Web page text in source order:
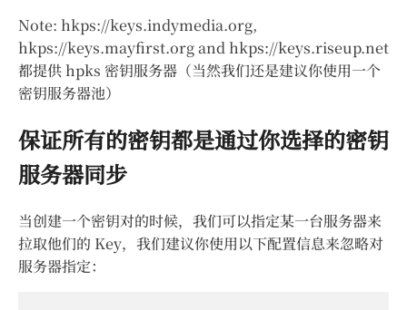
Note: hkps://keys.indymedia.org,
hkps://keys.mayfirst.org and hkps://keys.riseup.net
都提供 hpks 密钥服务器（当然我们还是建议你使用一个
密钥服务器池）
保证所有的密钥都是通过你选择的密钥
服务器同步
当创建一个密钥对的时候，我们可以指定某一台服务器来
拉取他们的 Key，我们建议你使用以下配置信息来忽略对
服务器指定：